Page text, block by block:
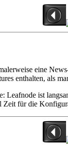
eine
enthalten, als
ist
Zeit für die